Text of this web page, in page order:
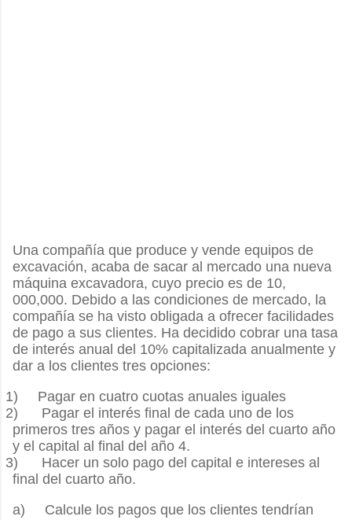
Una compañía que produce y vende equipos de
excavación, acaba de sacar al mercado una nueva
máquina excavadora, cuyo precio es de 10,
000,000. Debido a las condiciones de mercado, la
compañía se ha visto obligada a ofrecer facilidades
de pago a sus clientes. Ha decidido cobrar una tasa
de interés anual del 10% capitalizada anualmente y
dar a los clientes tres opciones:
Pagar en cuatro cuotas anuales iguales
Pagar el interés final de cada uno de los
primeros tres años y pagar el interés del cuarto año
y el capital al final del año 4.
Hacer un solo pago del capital e intereses al
final del cuarto año.
a)
Calcule los pagos que los clientes tendrían